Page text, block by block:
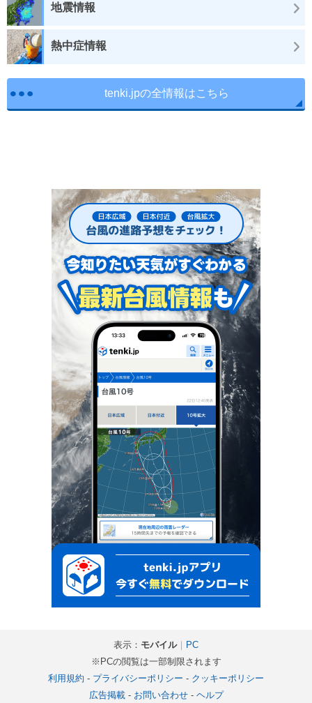
地震情報
熱中症情報
tenki.jpの全情報はこちら
表示： モバイル｜ PC
※PCの閲覧は一部制限されます
利用規約 - プライバシーポリシー - クッキーポリシー
広告掲載- お問い合わせ- ヘルプ